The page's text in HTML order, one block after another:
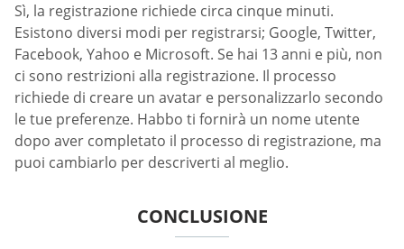
Sì, la registrazione richiede circa cinque minuti.
Esistono diversi modi per registrarsi; Google, Twitter,
Facebook, Yahoo e Microsoft. Se hai 13 anni e più, non
ci sono restrizioni alla registrazione. Il processo
richiede di creare un avatar e personalizzarlo secondo
le tue preferenze. Habbo ti fornirà un nome utente
dopo aver completato il processo di registrazione, ma
puoi cambiarlo per descriverti al meglio.
CONCLUSIONE